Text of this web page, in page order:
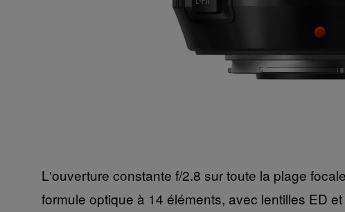
L'ouverture constante f/2.8 sur toute la plage
formule optique à 14 éléments, avec lentilles ED